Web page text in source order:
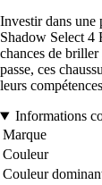
Investir dans une
Shadow Select 4
chances de
passe, ces
leurs
Informations
Marque
Couleur
Couleur